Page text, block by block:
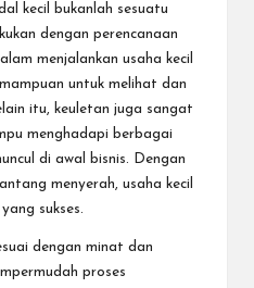
kecil bukanlah sesuatu
dengan perencanaan
menjalankan usaha kecil
untuk melihat dan
itu, keuletan juga sangat
menghadapi berbagai
di awal bisnis. Dengan
menyerah, usaha kecil
sukses.
dengan minat dan
proses